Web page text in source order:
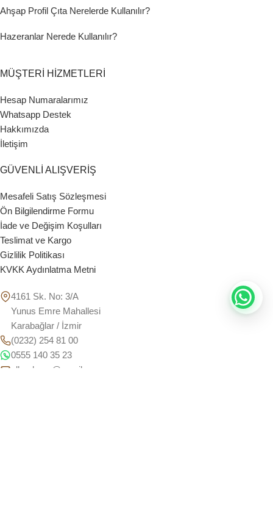
Ahşap Profil Çıta Nerelerde Kullanılır?
Hazeranlar Nerede Kullanılır?
MÜŞTERİ HİZMETLERİ
Hesap Numaralarımız
Whatsapp Destek
Hakkımızda
İletişim
GÜVENLİ ALIŞVERİŞ
Mesafeli Satış Sözleşmesi
Ön Bilgilendirme Formu
İade ve Değişim Koşulları
Teslimat ve Kargo
Gizlilik Politikası
KVKK Aydınlatma Metni
4161 Sk. No: 3/A
Yunus Emre Mahallesi
Karabağlar / İzmir
(0232) 254 81 00
0555 140 35 23
alkaahsap@gmail.com